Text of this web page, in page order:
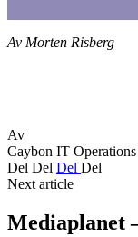
Av Morten Risberg
Av
Caybon IT Operations
Del Del Del Del
Next article
Mediaplanet